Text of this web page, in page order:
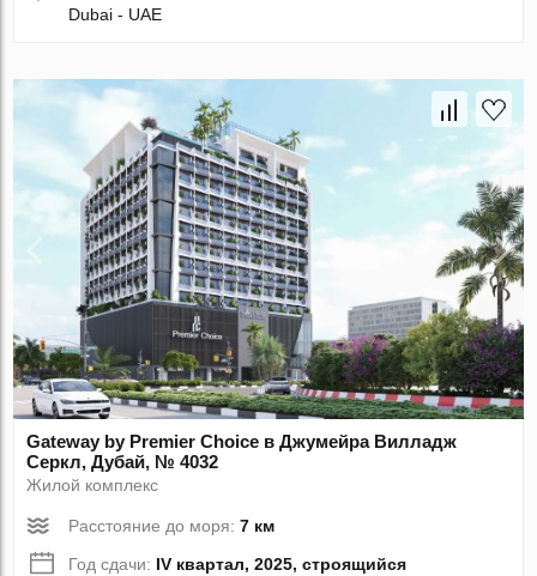
Dubai - UAE
Gateway by Premier Choice в Джумейра Вилладж
Серкл, Дубай, № 4032
Жилой комплекс
Расстояние до моря:7 км
Год сдачи: IV квартал, 2025, строящийся